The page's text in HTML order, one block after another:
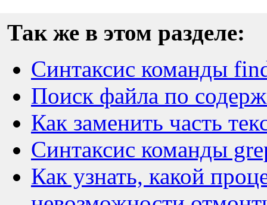
Так же в этом разделе:
Синтаксис команды
Поиск файла по
Как заменить часть
Синтаксис команды
Как узнать, какой